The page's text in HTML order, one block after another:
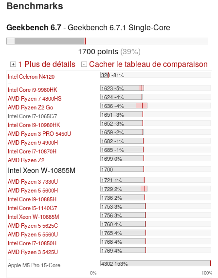
Benchmarks
Geekbench 6.7- Geekbench 6.7.1 Single-Core
1700 points(39%)
+ 1 Plus de détails - Cacher le tableau de comparaison
Intel Celeron N4120 320 -81%
Intel Core i9-9980HK
1623 -5%
AMD Ryzen 7 4800HS
1624 -4%
AMD Ryzen Z2 Go
1636 -4%
Intel Core i7-1065G7
1651 -3%
Intel Core i9-10980HK
1652 -3%
AMD Ryzen 3 PRO 5450U
1659 -2%
AMD Ryzen 9 4900H
1682 -1%
Intel Core i7-10870H
1685 -1%
AMD Ryzen Z2
1699 0%
Intel Xeon W-10855M
1700
AMD Ryzen 3 7330U
1721 1%
AMD Ryzen 5 5600H
1729 2%
Intel Core i9-10885H
1736 2%
Intel Core i5-1140G7
1753 3%
Intel Xeon W-10885M
1756 3%
AMD Ryzen 5 5625C
1760 4%
AMD Ryzen 5 5560U
1765 4%
Intel Core i7-10850H
1768 4%
AMD Ryzen 3 5425U
1769 4%
Apple M5 Pro 15-Core 4302 153%
0% 100%